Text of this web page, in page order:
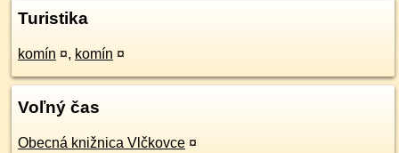
Turistika
komín ¤, komín ¤
Voľný čas
Obecná knižnica Vlčkovce ¤